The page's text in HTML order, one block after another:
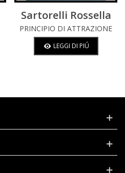
Sartorelli Rossella
PRINCIPIO DI ATTRAZIONE
LEGGI DI PIÚ